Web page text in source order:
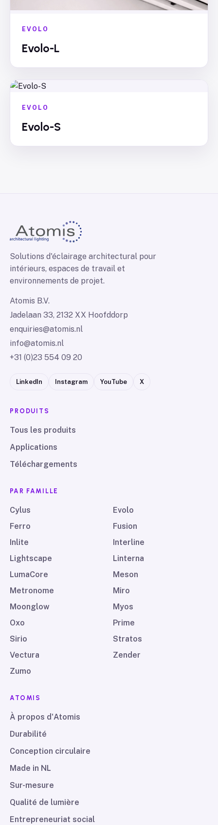
EVOLO
Evolo-L
EVOLO
Evolo-S
Solutions d'éclairage architectural pour
intérieurs, espaces de travail et
environnements de projet.
Atomis B.V.
Jadelaan 33, 2132 XX Hoofddorp
enquiries@atomis.nl
info@atomis.nl
+31 (0)23 554 09 20
LinkedIn Instagram YouTube X
PRODUITS
Tous les produits
Applications
Téléchargements
PAR FAMILLE
Cylus
Evolo
Ferro
Fusion
Inlite
Interline
Lightscape
Linterna
LumaCore
Meson
Metronome
Miro
Moonglow
Myos
Oxo
Prime
Sirio
Stratos
Vectura
Zender
Zumo
ATOMIS
À propos d'Atomis
Durabilité
Conception circulaire
Made in NL
Sur-mesure
Qualité de lumière
Entrepreneuriat social